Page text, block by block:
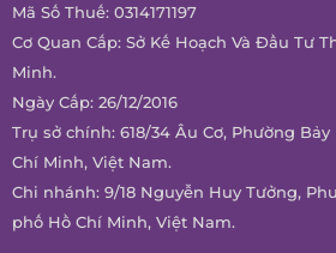
Mã Số Thuế: 0314171197
Cơ Quan Cấp: Sở Kế Hoạch Và Đầu Tư
Minh.
Ngày Cấp: 26/12/2016
Trụ sở chính: 618/34 Âu Cơ, Phường
Chí Minh, Việt Nam.
Chi nhánh: 9/18 Nguyễn Huy Tưởng,
phố Hồ Chí Minh, Việt Nam.